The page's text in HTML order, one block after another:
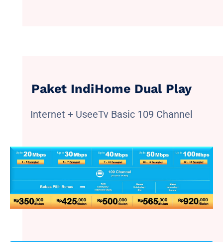
Paket IndiHome Dual Play
Internet + UseeTv Basic 109 Channel